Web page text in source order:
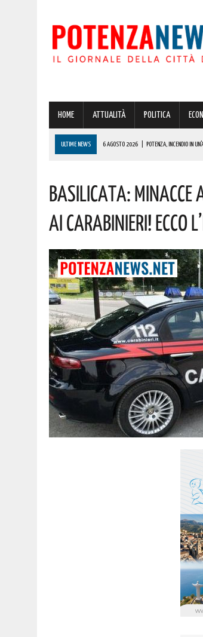
HOME ATTUALITÀ POLITICA
ULTIME NEWS 6 AGOSTO 2026 POTENZA, INCENDIO IN
6 AGOSTO 2026 | BONUS ASSUNZIONE PER MADRI DI ALMENO
6 AGOSTO 2026 | BASILICATA: PER LE IMPRESE VIVAISTICHE
Basilicata:
Ai Carabinieri! Ecco